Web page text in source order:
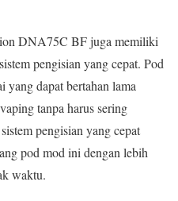
DNA75C BF juga memiliki
pengisian yang cepat. Pod
yang dapat bertahan lama
tanpa harus sering
pengisian yang cepat
pod mod ini dengan lebih
waktu.